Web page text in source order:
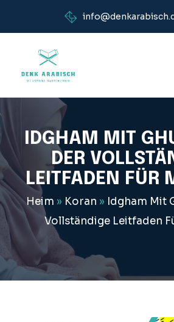
IDGHAM MIT
DER
LEITFADEN FÜR
Heim » Koran » Idgham Mit
Vollständige Leitfaden